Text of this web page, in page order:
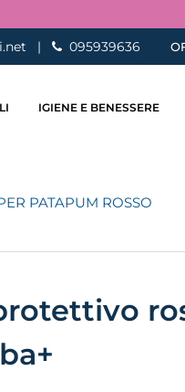
| 095939636
IGIENE E BENESSERE
PATAPUM ROSSO